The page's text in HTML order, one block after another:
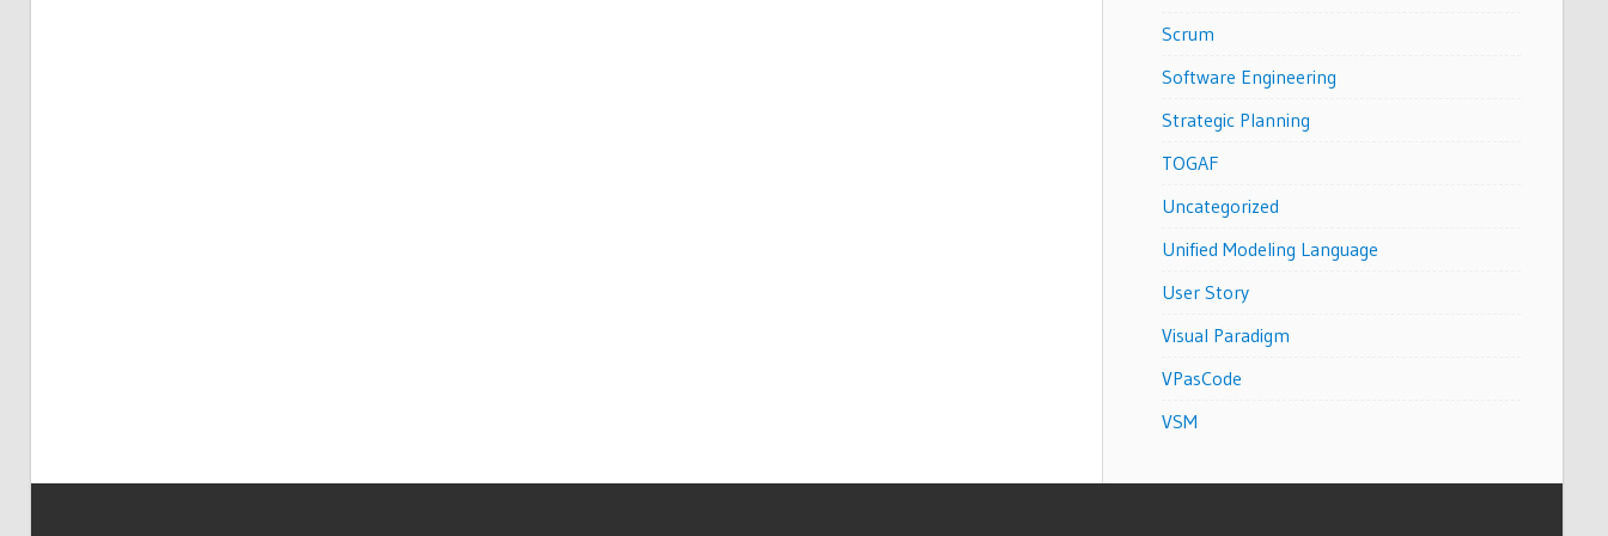
Scrum
Software Engineering
Strategic Planning
TOGAF
Uncategorized
Unified Modeling Language
User Story
Visual Paradigm
VPasCode
VSM